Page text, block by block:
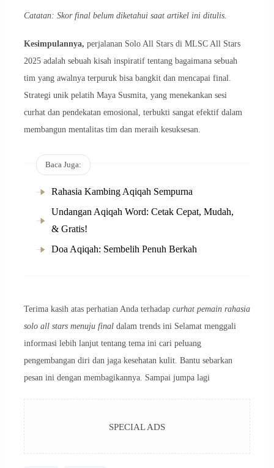
Catatan: Skor final belum diketahui saat artikel ini ditulis.
Kesimpulannya, perjalanan Solo All Stars di MLSC All Stars
2025 adalah sebuah kisah inspiratif tentang bagaimana sebuah
tim yang awalnya terpuruk bisa bangkit dan mencapai final.
Strategi unik pelatih Maya Susmita, yang menekankan sesi
curhat dan pendekatan emosional, terbukti sangat efektif dalam
membangun mentalitas tim dan meraih kesuksesan.
Baca Juga:
Rahasia Kambing Aqiqah Sempurna
Undangan Aqiqah Word: Cetak Cepat, Mudah,
& Gratis!
Doa Aqiqah: Sembelih Penuh Berkah
Terima kasih atas perhatian Anda terhadap curhat pemain rahasia
solo all stars menuju finaldalam trends ini Selamat menggali
informasi lebih lanjut tentang tema ini cari peluang
pengembangan diri dan jaga kesehatan kulit. Bantu sebarkan
pesan ini dengan membagikannya. Sampai jumpa lagi
SPECIAL ADS